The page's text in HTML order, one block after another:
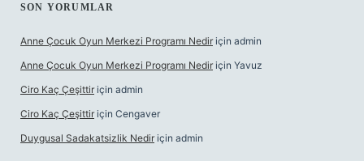
SON YORUMLAR
Anne Çocuk Oyun Merkezi Programı Nedir için admin
Anne Çocuk Oyun Merkezi Programı Nedir için Yavuz
Ciro Kaç Çeşittir için admin
Ciro Kaç Çeşittir için Cengaver
Duygusal Sadakatsizlik Nedir için admin